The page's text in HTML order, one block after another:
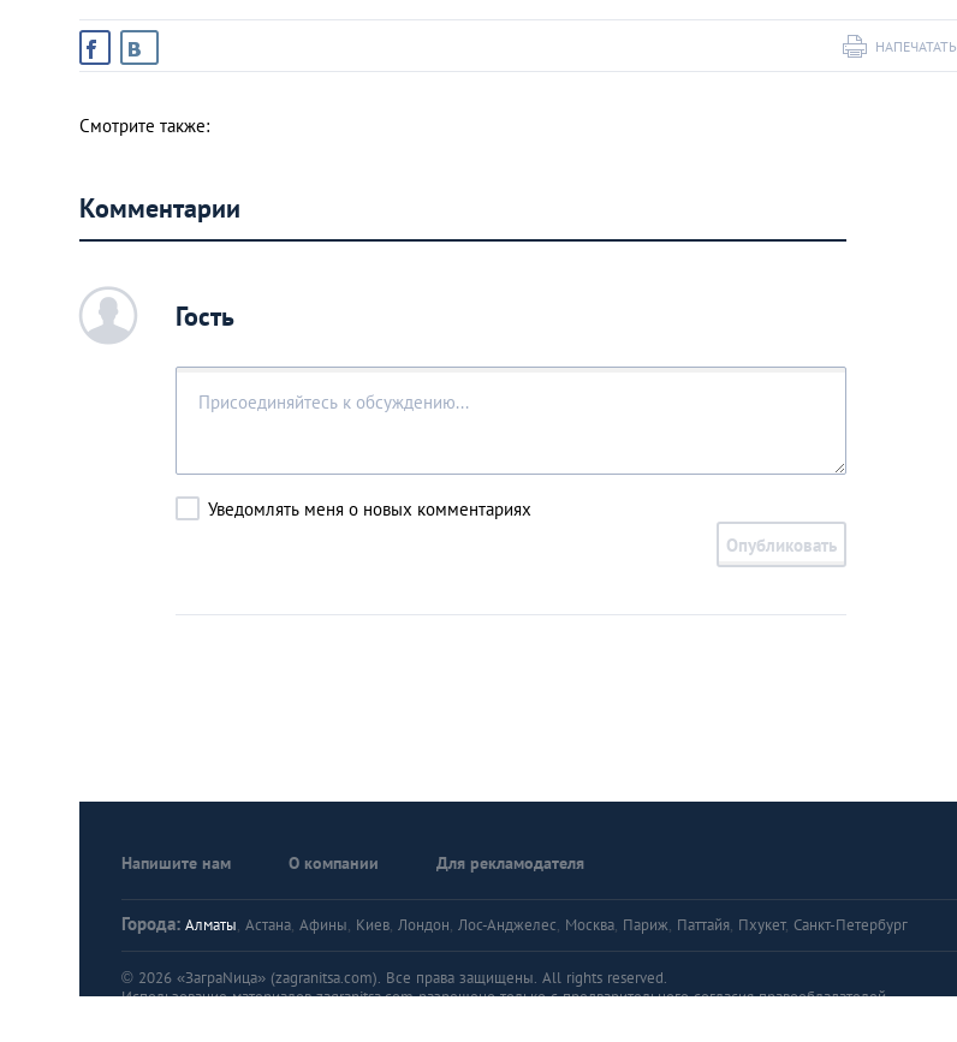
НАПЕЧАТАТЬ
Смотрите также:
Комментарии
c Гость
Уведомлять меня о новых комментариях
Опубликовать
Напишите нам О компании Для рекламодателя
Города: Алматы, Астана, Афины, Киев, Лондон, Лос-Анджелес, Москва, Париж, Паттайя, Пхукет, Санкт-Петербург
© 2026 «ЗаграNица» (zagranitsa.com). Все права защищены. All rights reserved.
Использование материалов zagranitsa.com разрешено только с предварительного согласия правообладателей.